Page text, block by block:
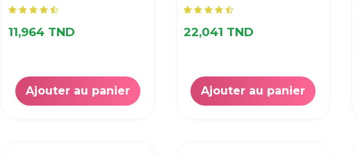
11,964 TND
Ajouter au panier
22,041 TND
Ajouter au panier